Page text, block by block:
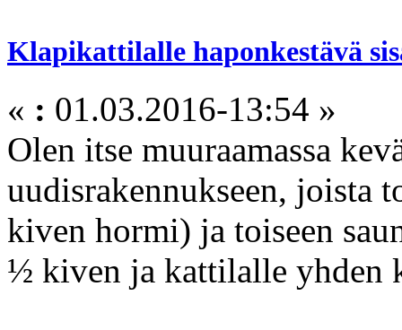
Klapikattilalle haponkestävä
« : 01.03.2016-13:54 »
Olen itse muuraamassa
uudisrakennukseen, joista
kiven hormi) ja toiseen
½ kiven ja kattilalle yhden